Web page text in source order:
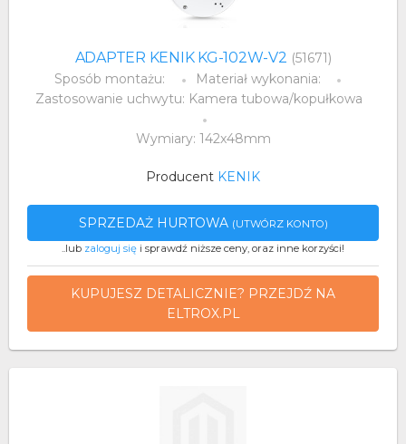
ADAPTER KENIK KG-102W-V2 (51671)
Sposób montażu:
Materiał wykonania:
Zastosowanie uchwytu: Kamera tubowa/kopułkowa
Wymiary: 142x48mm
Producent KENIK
SPRZEDAŻ HURTOWA (UTWÓRZ KONTO)
..lub zaloguj się i sprawdź niższe ceny, oraz inne korzyści!
KUPUJESZ DETALICZNIE? PRZEJDŹ NA
ELTROX.PL